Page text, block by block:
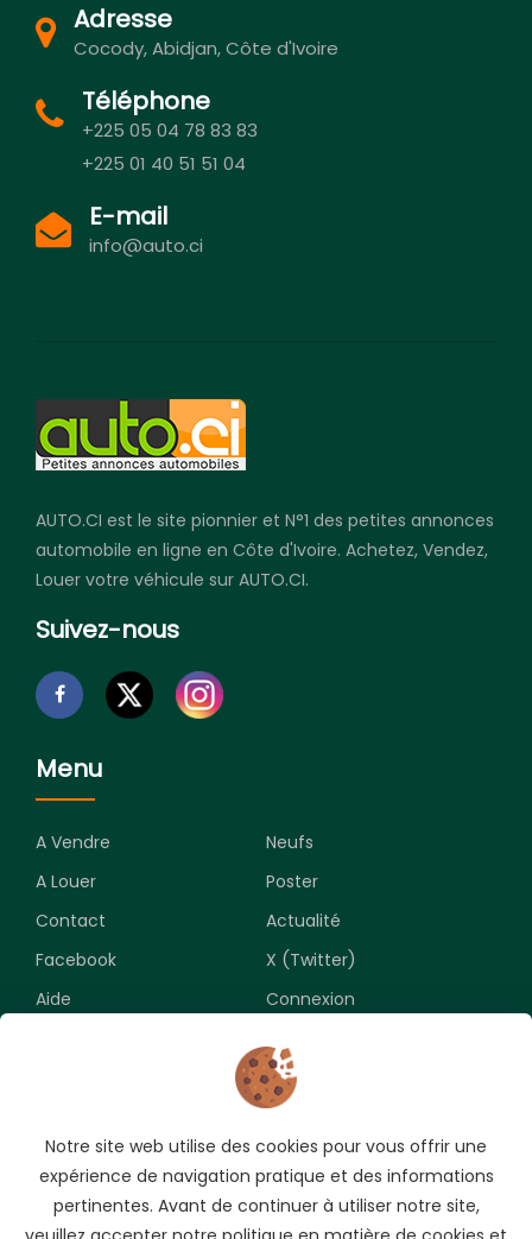
Adresse
Cocody, Abidjan, Côte d'Ivoire
Téléphone
+225 05 04 78 83 83
+225 01 40 51 51 04
E-mail
info@auto.ci
AUTO.CI est le site pionnier et N°1 des petites annonces
automobile en ligne en Côte d'Ivoire. Achetez, Vendez,
Louer votre véhicule sur AUTO.CI.
Suivez-nous
Menu
A Vendre
Neufs
A Louer
Poster
Contact
Actualité
Facebook
X (Twitter)
Aide
Connexion
Souscrivez pour recevoir les meilleures opportunités.
Notre site web utilise des cookies pour vous offrir une
expérience de navigation pratique et des informations
pertinentes. Avant de continuer à utiliser notre site,